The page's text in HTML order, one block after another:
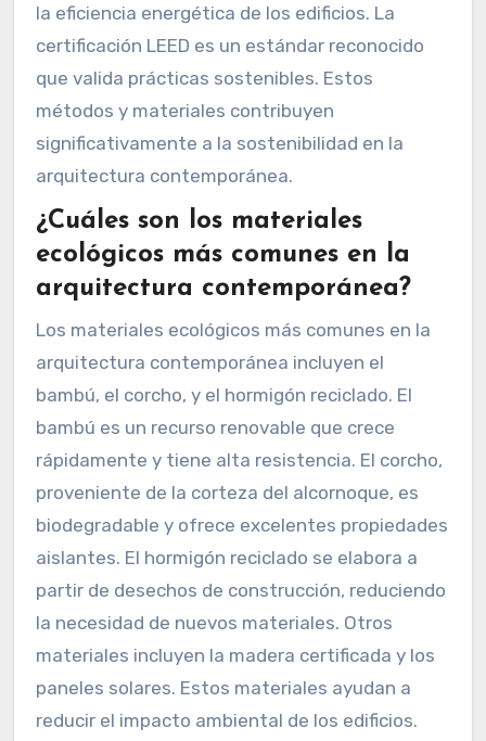
la eficiencia energética de los edificios. La
certificación LEED es un estándar reconocido
que valida prácticas sostenibles. Estos
métodos y materiales contribuyen
significativamente a la sostenibilidad en la
arquitectura contemporánea.
¿Cuáles son los materiales
ecológicos más comunes en la
arquitectura contemporánea?
Los materiales ecológicos más comunes en la
arquitectura contemporánea incluyen el
bambú, el corcho, y el hormigón reciclado. El
bambú es un recurso renovable que crece
rápidamente y tiene alta resistencia. El corcho,
proveniente de la corteza del alcornoque, es
biodegradable y ofrece excelentes propiedades
aislantes. El hormigón reciclado se elabora a
partir de desechos de construcción, reduciendo
la necesidad de nuevos materiales. Otros
materiales incluyen la madera certificada y los
paneles solares. Estos materiales ayudan a
reducir el impacto ambiental de los edificios.